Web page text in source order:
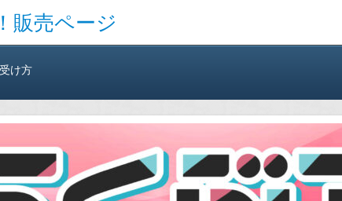
販売ページ
け方